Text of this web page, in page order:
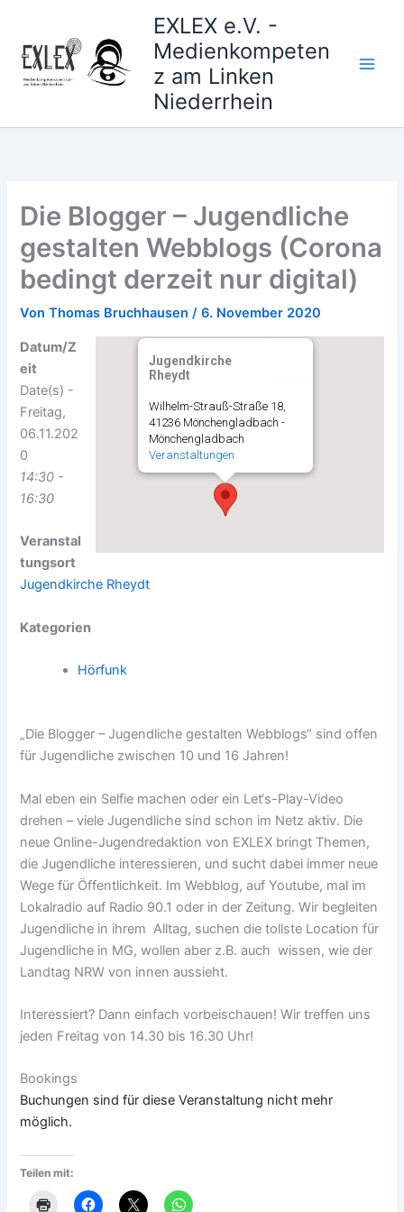
springen
EXLEX e.V. -
Medienkompeten
z am Linken
Niederrhein
Die Blogger – Jugendliche
gestalten Webblogs (Corona
bedingt derzeit nur digital)
VonThomas Bruchhausen/6. November 2020
Jugendkirche
Rheydt
Wilhelm-Strauß-Straße 18,
41236 Mönchengladbach -
Mönchengladbach
Veranstaltungen
Datum/Z
eit
Date(s) -
Freitag,
06.11.202
0
14:30 -
16:30
Veranstal
tungsort
Jugendkirche Rheydt
Kategorien
Hörfunk
„Die Blogger – Jugendliche gestalten Webblogs“ sind offen
für Jugendliche zwischen 10 und 16 Jahren!
Mal eben ein Selfie machen oder ein Let‘s-Play-Video
drehen – viele Jugendliche sind schon im Netz aktiv. Die
neue Online-Jugendredaktion von EXLEX bringt Themen,
die Jugendliche interessieren, und sucht dabei immer neue
Wege für Öffentlichkeit. Im Webblog, auf Youtube, mal im
Lokalradio auf Radio 90.1 oder in der Zeitung. Wir begleiten
Jugendliche in ihrem Alltag, suchen die tollste Location für
Jugendliche in MG, wollen aber z.B. auch wissen, wie der
Landtag NRW von innen aussieht.
Interessiert? Dann einfach vorbeischauen! Wir treffen uns
jeden Freitag von 14.30 bis 16.30 Uhr!
Bookings
Buchungen sind für diese Veranstaltung nicht mehr
möglich.
Teilen mit: